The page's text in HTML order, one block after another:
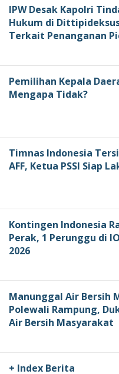
IPW Desak Kapolri
Hukum di
Terkait Penanganan
Pemilihan Kepala
Mengapa Tidak?
Timnas Indonesia
AFF, Ketua PSSI Siap
Kontingen Indonesia
Perak, 1 Perunggu di
2026
Manunggal Air Bersih
Polewali Rampung,
Air Bersih Masyarakat
+ Index Berita